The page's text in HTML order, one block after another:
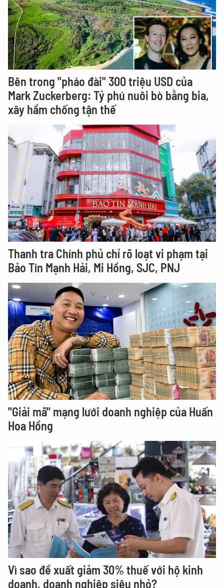
Bên trong "pháo đài" 300 triệu USD của
Mark Zuckerberg: Tỷ phú nuôi bò bằng bia,
xây hầm chống tận thế
Thanh tra Chính phủ chỉ rõ loạt vi phạm tại
Bảo Tín Mạnh Hải, Mi Hồng, SJC, PNJ
"Giải mã" mạng lưới doanh nghiệp của Huấn
Hoa Hồng
Vì sao đề xuất giảm 30% thuế với hộ kinh
doanh, doanh nghiệp siêu nhỏ?